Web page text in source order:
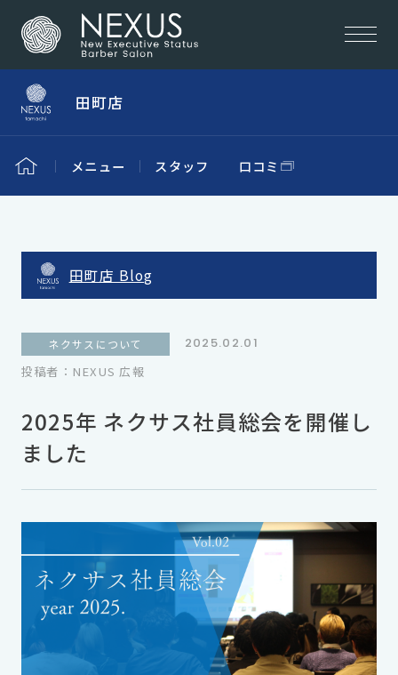
田町店 Blog
2025年 ネクサス社員総会を開催し
ました
ネクサスについて
2025.02.01
投稿者：NEXUS 広報
田町店
メニュー スタッフ 口コミ